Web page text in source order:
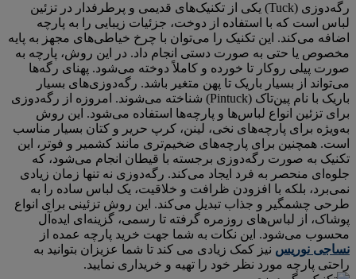
رگه‌دوزی (Tuck) یکی از تکنیک‌های قدیمی و پرطرفدار در تزئین
لباس است که با استفاده از دوخت، جزئیات زیبایی را به پارچه
اضافه می‌کند. این تکنیک را می‌توان با چرخ خیاطی‌های مجهز به پایه
مخصوص یا حتی به صورت دستی انجام داد. در این روش، پارچه به
صورت پیلی روکار تا خورده و کاملاً دوخته می‌شود. پهنای رگه‌ها
می‌تواند از بسیار باریک تا پهن متغیر باشد. رگه‌دوزی‌های بسیار
باریک با نام پین‌تاک (Pintuck) شناخته می‌شوند. امروزه از رگه‌دوزی
برای تزئین انواع لباس‌ها و پارچه‌ها استفاده می‌شود. این روش
به‌ویژه برای پارچه‌های نخی، لینن، کرپ حریر و کتان بسیار مناسب
است. همچنین برای پارچه‌های ضخیم‌تری مانند کشمیر و فوتر، این
تکنیک به صورت رگه‌دوزی برجسته با قیطان انجام می‌شود، که
جلوه‌ای منحصر به فرد ایجاد می‌کند. رگه‌دوزی نه تنها زمان زیادی
نمی‌برد، بلکه با افزودن ظرافت و خلاقیت، یک لباس ساده را به
طرحی چشمگیر و جذاب تبدیل می‌کند. این روش تزئینی برای انواع
پوشاک، از لباس‌های روزمره گرفته تا رسمی، گزینه‌ای ایده‌آل
محسوب می‌شود. این نکات به شما جهت خرید پارچه عمده از
نساجی نوریس نیز کمک زیادی می کند تا شما عزیزان بتوانید به
راحتی پارچه مورد نظر خود را تهیه و خریداری نمایید.